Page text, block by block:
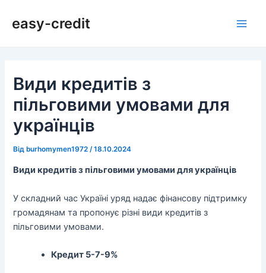
easy-credit
Види кредитів з
пільговими умовами для
українців
Відburhomymen1972 /18.10.2024
Види кредитів з пільговими умовами для українців
У складний час Україні уряд надає фінансову підтримку
громадянам та пропонує різні види кредитів з
пільговими умовами.
Кредит 5-7-9%
по